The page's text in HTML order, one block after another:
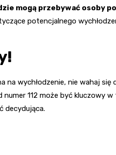
mogą przebywać osoby
potencjalnego
na wychłodzenie, nie wahaj się
112 może być kluczowy
decydująca.